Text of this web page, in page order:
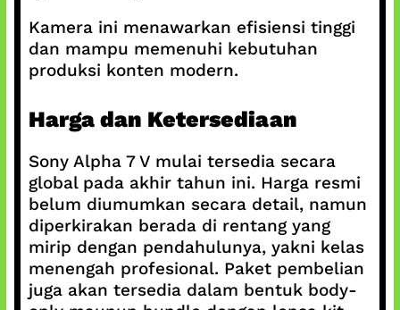
Kamera ini menawarkan efisiensi tinggi
dan mampu memenuhi kebutuhan
produksi konten modern.
Harga dan Ketersediaan
Sony Alpha 7 V mulai tersedia secara
global pada akhir tahun ini. Harga resmi
belum diumumkan secara detail, namun
diperkirakan berada di rentang yang
mirip dengan pendahulunya, yakni kelas
menengah profesional. Paket pembelian
juga akan tersedia dalam bentuk body-